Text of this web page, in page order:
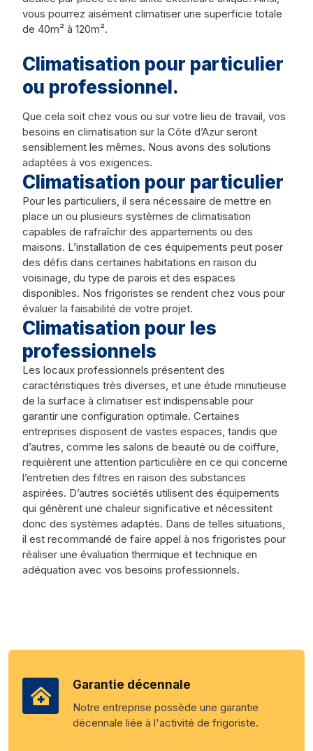
vous pourrez aisément climatiser une superficie totale
de 40m² à 120m².
Climatisation pour particulier
ou professionnel.
Que cela soit chez vous ou sur votre lieu de travail, vos
besoins en climatisation sur la Côte d’Azur seront
sensiblement les mêmes. Nous avons des solutions
adaptées à vos exigences.
Climatisation pour particulier
Pour les particuliers, il sera nécessaire de mettre en
place un ou plusieurs systèmes de climatisation
capables de rafraîchir des appartements ou des
maisons. L’installation de ces équipements peut poser
des défis dans certaines habitations en raison du
voisinage, du type de parois et des espaces
disponibles. Nos frigoristes se rendent chez vous pour
évaluer la faisabilité de votre projet.
Climatisation pour les
professionnels
Les locaux professionnels présentent des
caractéristiques très diverses, et une étude minutieuse
de la surface à climatiser est indispensable pour
garantir une configuration optimale. Certaines
entreprises disposent de vastes espaces, tandis que
d’autres, comme les salons de beauté ou de coiffure,
requièrent une attention particulière en ce qui concerne
l’entretien des filtres en raison des substances
aspirées. D’autres sociétés utilisent des équipements
qui génèrent une chaleur significative et nécessitent
donc des systèmes adaptés. Dans de telles situations,
il est recommandé de faire appel à nos frigoristes pour
réaliser une évaluation thermique et technique en
adéquation avec vos besoins professionnels.
Garantie décennale
Notre entreprise possède une garantie
décennale liée à l'activité de frigoriste.